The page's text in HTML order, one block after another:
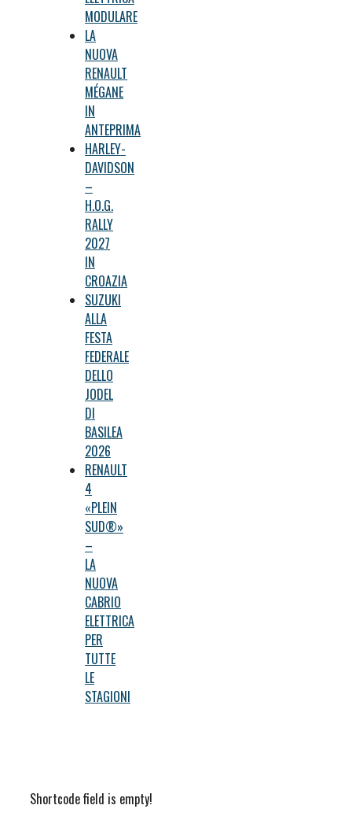
MODULARE
LA
NUOVA
RENAULT
MÉGANE
IN
ANTEPRIMA
HARLEY-
DAVIDSON
–
H.O.G.
RALLY
2027
IN
CROAZIA
SUZUKI
ALLA
FESTA
FEDERALE
DELLO
JODEL
DI
BASILEA
2026
RENAULT
4
«PLEIN
SUD®»
–
LA
NUOVA
CABRIO
ELETTRICA
PER
TUTTE
LE
STAGIONI
Shortcode field is empty!